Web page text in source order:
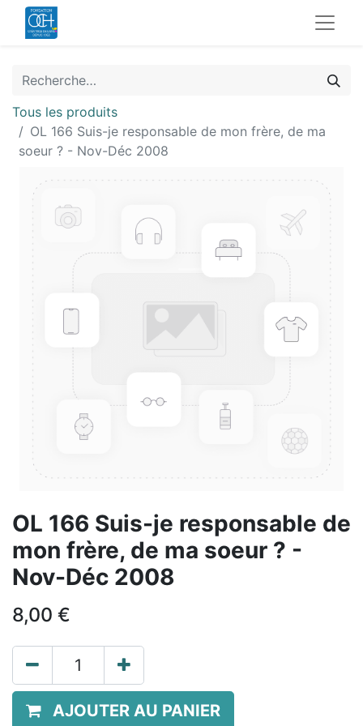
Tous les produits
OL 166 Suis-je responsable de mon frère, de ma
soeur ? - Nov-Déc 2008
OL 166 Suis-je responsable de
mon frère, de ma soeur ? -
Nov-Déc 2008
8,00 €
AJOUTER AU PANIER